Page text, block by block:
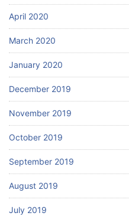
April 2020
March 2020
January 2020
December 2019
November 2019
October 2019
September 2019
August 2019
July 2019